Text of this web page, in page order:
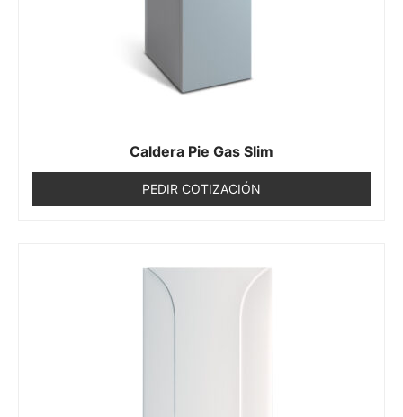
Caldera Pie Gas Slim
PEDIR COTIZACIÓN